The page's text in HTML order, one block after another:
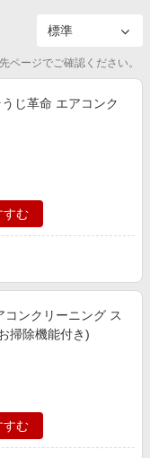
ページでご確認ください。
うじ革命 エアコンク
すむ
コンクリーニング ス
掃除機能付き)
すむ